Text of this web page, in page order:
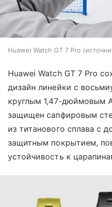
Huawei Watch GT 7 Pro
Huawei Watch GT 7 Pro
дизайн линейки с
круглым 1,47-дюймовым
защищен сапфировым
из титанового сплава с
защитным покрытием,
устойчивость к